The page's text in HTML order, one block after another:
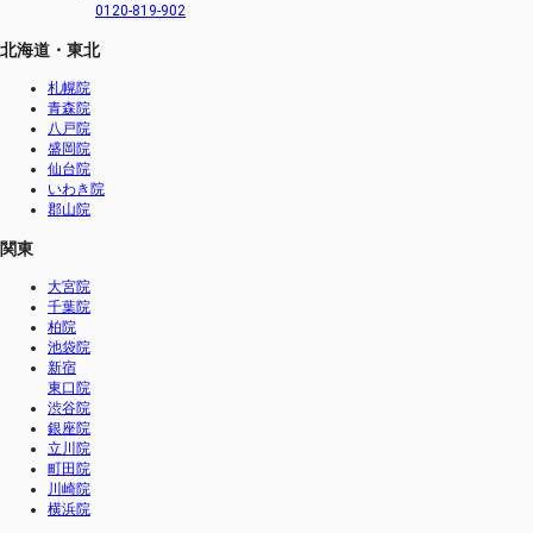
0120-819-902
北海道・東北
札幌院
青森院
八戸院
盛岡院
仙台院
いわき院
郡山院
関東
大宮院
千葉院
柏院
池袋院
新宿
東口院
渋谷院
銀座院
立川院
町田院
川崎院
横浜院